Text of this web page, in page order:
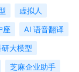
虚拟人
座
AI 语音翻译
大模型
芝麻企业助手